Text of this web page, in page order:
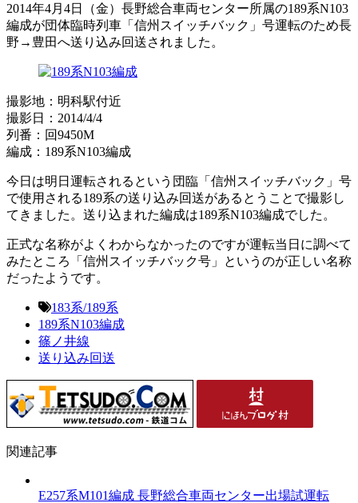
2014年4月4日（金）長野総合車両センター所属の189系N103
編成が団体臨時列車「信州スイッチバック」号運転のため長
野→豊田へ送り込み回送されました。
撮影地：明科駅付近
撮影日：2014/4/4
列番：回9450M
編成：189系N103編成
今日は明日運転されるという団臨「信州スイッチバック」号
で使用される189系の送り込み回送があるとうことで撮影し
てきました。送り込まれた編成は189系N103編成でした。
正式な名称がよくわからなかったのですが運転当日に調べて
みたところ「信州スイッチバック号」というのが正しい名称
だったようです。
183系/189系
189系N103編成
篠ノ井線
送り込み回送
関連記事
E257系M101編成 長野総合車両センター出場試運転